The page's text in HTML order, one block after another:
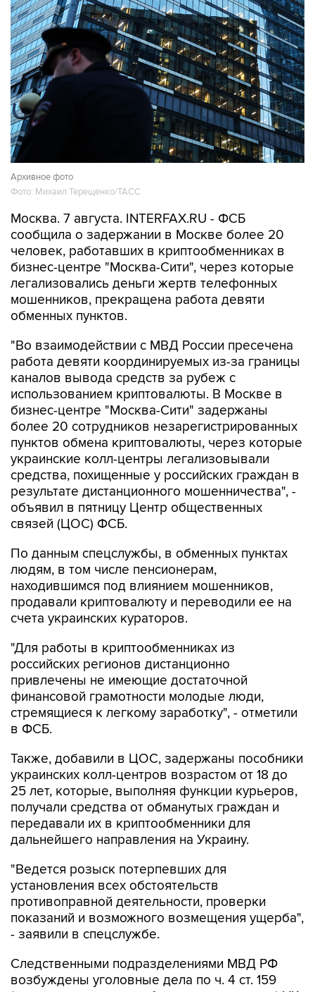
Архивное фото
Фото: Михаил Терещенко/ТАСС
Москва. 7 августа. INTERFAX.RU - ФСБ
человек, работавших в криптообменниках в
бизнес-центре "Москва-Сити", через которые
легализовались деньги жертв телефонных
мошенников, прекращена работа девяти
обменных пунктов.
"Во взаимодействии с МВД России пресечена
каналов вывода средств за рубеж с
использованием криптовалюты. В Москве в
бизнес-центре "Москва-Сити" задержаны
более 20 сотрудников незарегистрированных
пунктов обмена криптовалюты, через которые
украинские колл-центры легализовывали
средства, похищенные у российских граждан в
результате дистанционного мошенничества", -
объявил в пятницу Центр общественных
связей (ЦОС) ФСБ.
По данным спецслужбы, в обменных пунктах
находившимся под влиянием мошенников,
продавали криптовалюту и переводили ее на
счета украинских кураторов.
"Для работы в криптообменниках из
привлечены не имеющие достаточной
финансовой грамотности молодые люди,
стремящиеся к легкому заработку", - отметили
в ФСБ.
Также, добавили в ЦОС, задержаны пособники
25 лет, которые, выполняя функции курьеров,
получали средства от обманутых граждан и
передавали их в криптообменники для
дальнейшего направления на Украину.
"Ведется розыск потерпевших для
противоправной деятельности, проверки
показаний и возможного возмещения ущерба",
- заявили в спецслужбе.
Следственными подразделениями МВД РФ
(мошенничество в особо крупном размере) УК
России.